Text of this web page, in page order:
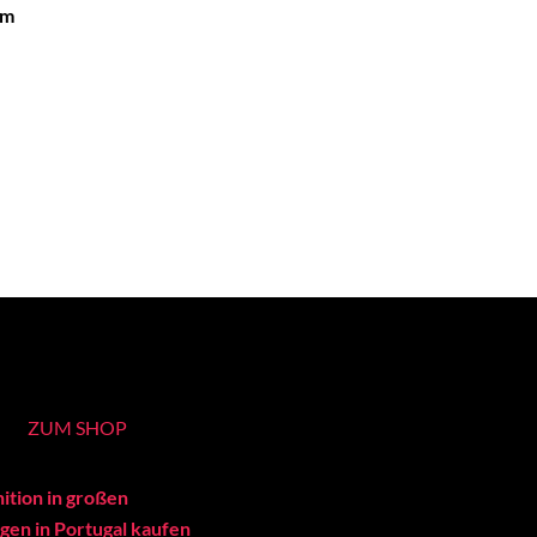
ZUM SHOP
in großen
in Portugal kaufen